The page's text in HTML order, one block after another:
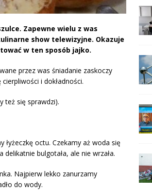
Zapewne wielu z was
show telewizyjne. Okazuje
w ten sposób jajko.
przez was śniadanie zaskoczy
i dokładności.
też się sprawdzi).
octu. Czekamy aż woda się
bulgotała, ale nie wrzała.
Najpierw lekko zanurzamy
do wody.